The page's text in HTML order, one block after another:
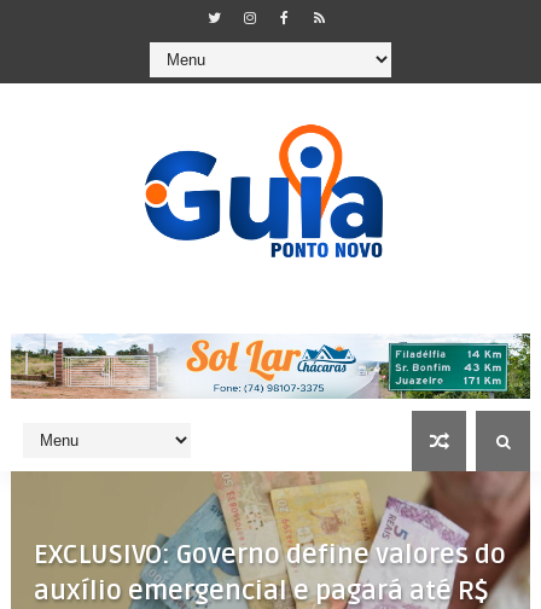
EXCLUSIVO: Governo define valores do
auxílio emergencial e pagará até R$